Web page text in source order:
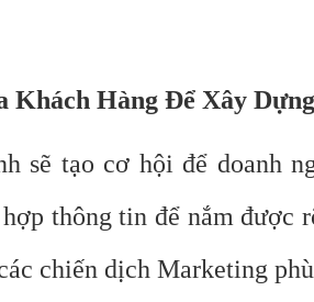
Khách Hàng Để Xây
sẽ tạo cơ hội để doanh
thông tin để nắm được
chiến dịch Marketing